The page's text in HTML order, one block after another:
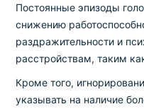
Постоянные эпизоды
снижению
раздражительности и
расстройствам, таким
Кроме того,
указывать на наличие